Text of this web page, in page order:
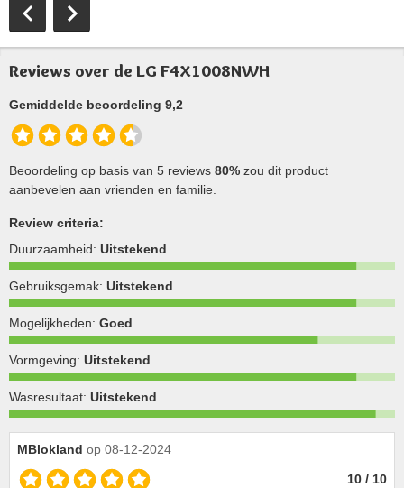
Reviews over de LG F4X1008NWH
Gemiddelde beoordeling 9,2
Beoordeling op basis van 5 reviews 80% zou dit product
aanbevelen aan vrienden en familie.
Review criteria:
Duurzaamheid: Uitstekend
Gebruiksgemak: Uitstekend
Mogelijkheden: Goed
Vormgeving: Uitstekend
Wasresultaat: Uitstekend
MBlokland op 08-12-2024
10 / 10